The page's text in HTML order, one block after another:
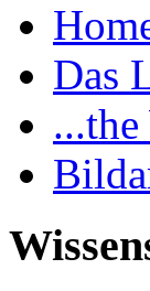
Das